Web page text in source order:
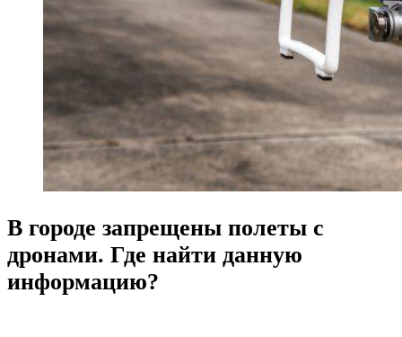
В городе запрещены полеты с
дронами. Где найти данную
информацию?